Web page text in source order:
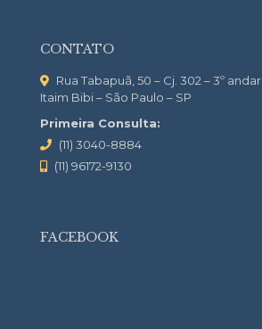
CONTATO
Rua Tabapuã, 50 – Cj. 302 – 3º andar
Itaim Bibi – São Paulo – SP
Primeira Consulta:
(11) 3040-8884
(11) 96172-9130
FACEBOOK